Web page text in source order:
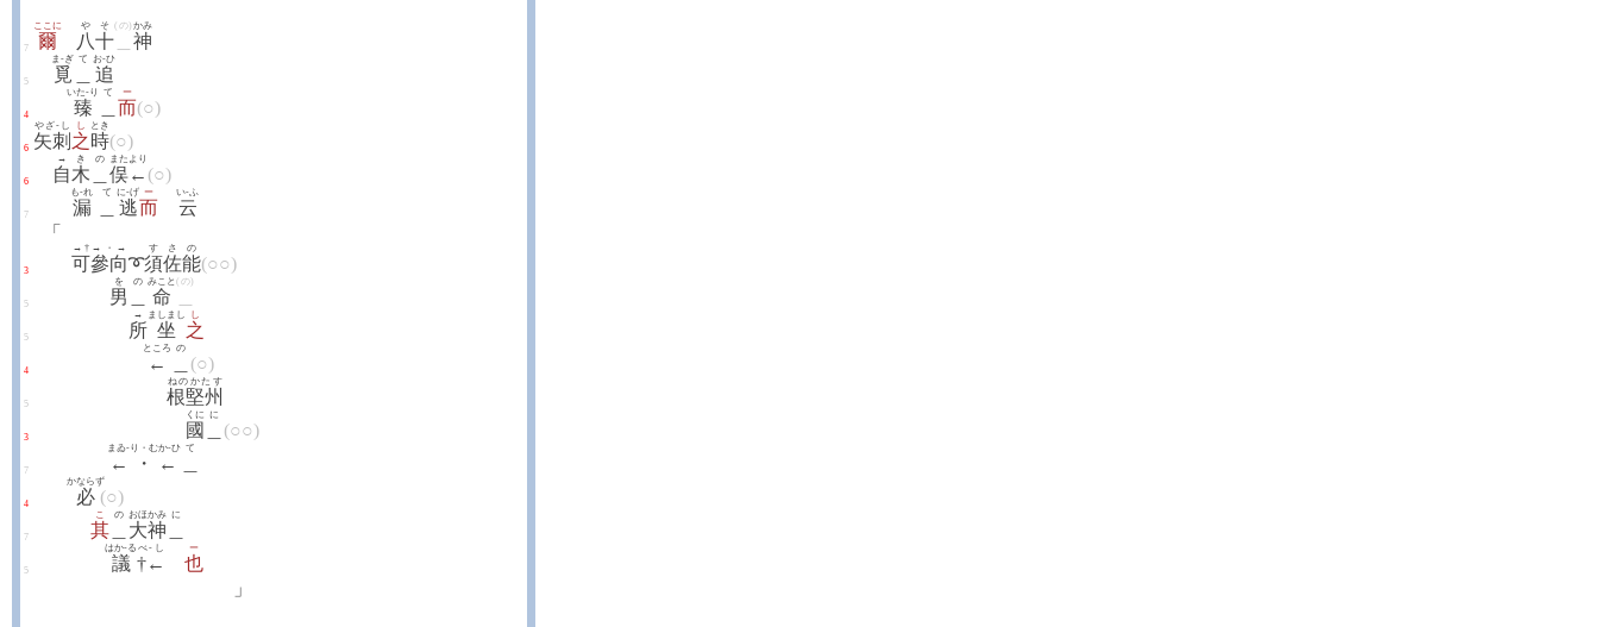
7 爾
ここに
八十
やそ (の)
神
かみ
5 覓
ま-ぎ て
追
お-ひ
4 臻
いた-り て
而
ー
(○)
6 矢刺
やざ-し
之
し
時
とき
(○)
6 自
→
木
き の
俣
また
←
より
(○)
7 漏
も-れ て
逃
に-げ
而
ー
云
い-ふ
「
3 可
→†
參向
→・→
➰須佐
すさ
能
の
(○○)
5 男
を の
命
みこと (の)
5 所
→
坐
ましまし
之
し
4 ←
ところ の
(○)
5 根堅州
ねのかたす
3 國
くに に
(○○)
7 ←・←
まゐ-り・むか-ひ て
4 必
かならず
(○)
7 其
こ の
大神
おほかみ に
5 議
はか-る
†←
べ-し
也
ー
」